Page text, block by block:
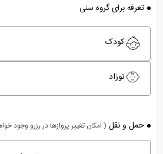
تعرفه برای گروه سنی
کودک
نوزاد
حمل و نقل ( امکان تغییر پروازها در رزرو وجود